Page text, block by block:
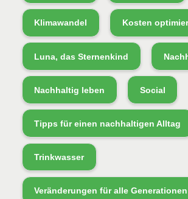
Klimawandel Kosten
Luna, das Sternenkind
Nachhaltig leben Social
Tipps für einen nachhaltigen Alltag
Trinkwasser
Veränderungen für alle Generationen